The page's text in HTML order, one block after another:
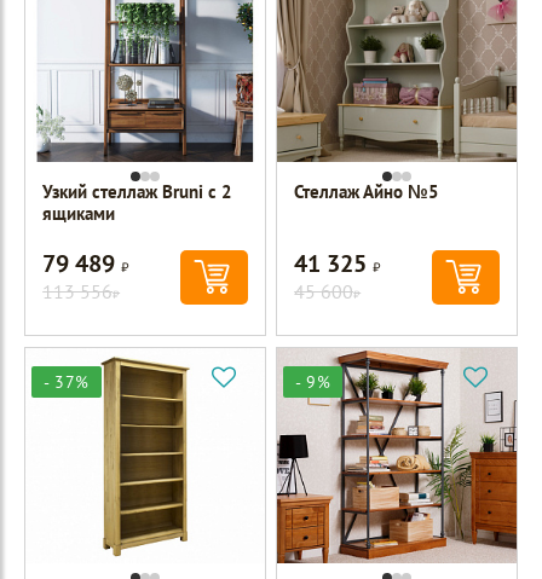
Узкий стеллаж Bruni с 2
ящиками
79 489Р
113 556Р
Стеллаж Айно №5
41 325Р
45 600Р
- 37% - 9%